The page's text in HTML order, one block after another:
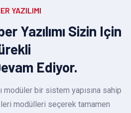
YAZILIMI
Yazılımı Sizin Için
Ediyor.
modüler bir sistem yapısına sahip
modülleri seçerek tamamen